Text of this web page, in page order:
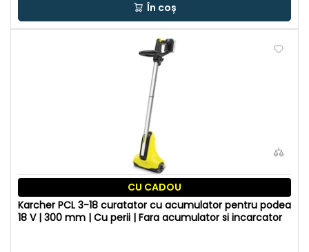
În coș
CU CADOU
Karcher PCL 3-18 curatator cu acumulator pentru podea
18 V | 300 mm | Cu perii | Fara acumulator si incarcator